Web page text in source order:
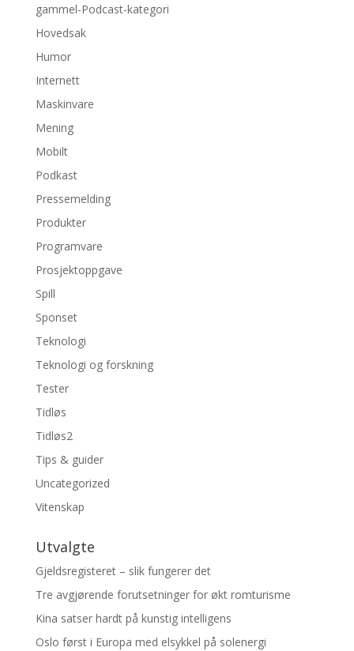
gammel-Podcast-kategori
Hovedsak
Humor
Internett
Maskinvare
Mening
Mobilt
Podkast
Pressemelding
Produkter
Programvare
Prosjektoppgave
Spill
Sponset
Teknologi
Teknologi og forskning
Tester
Tidløs
Tidløs2
Tips & guider
Uncategorized
Vitenskap
Utvalgte
Gjeldsregisteret – slik fungerer det
Tre avgjørende forutsetninger for økt romturisme
Kina satser hardt på kunstig intelligens
Oslo først i Europa med elsykkel på solenergi